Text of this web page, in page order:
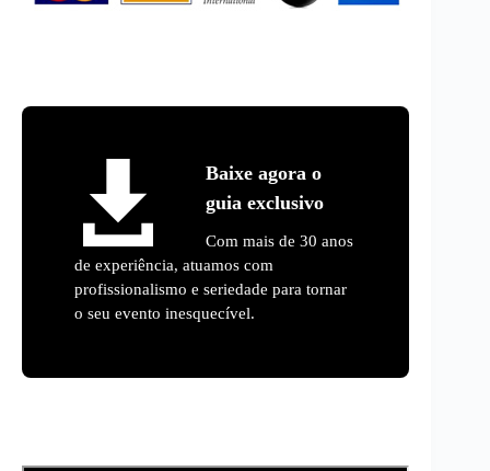
Baixe agora o
guia exclusivo
Com mais de 30 anos
de experiência, atuamos com
profissionalismo e seriedade para tornar
o seu evento inesquecível.